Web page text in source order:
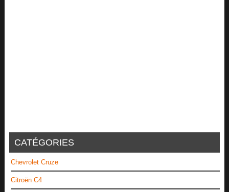
CATÉGORIES
Chevrolet Cruze
Citroën C4